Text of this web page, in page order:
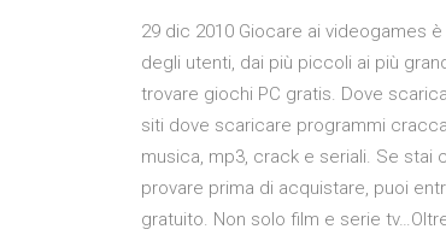
29 dic 2010 Giocare ai videogames
degli utenti, dai più piccoli ai più
trovare giochi PC gratis. Dove
siti dove scaricare programmi
musica, mp3, crack e seriali. Se stai
provare prima di acquistare, puoi
gratuito. Non solo film e serie